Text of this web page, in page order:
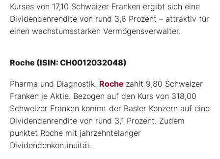
Kurses von 17,10 Schweizer Franken ergibt sich eine
Dividendenrendite von rund 3,6 Prozent – attraktiv für
einen wachstumsstarken Vermögensverwalter.
Roche (ISIN: CH0012032048)
Pharma und Diagnostik. Roche zahlt 9,80 Schweizer
Franken je Aktie. Bezogen auf den Kurs von 318,00
Schweizer Franken kommt der Basler Konzern auf eine
Dividendenrendite von rund 3,1 Prozent. Zudem
punktet Roche mit jahrzehntelanger
Dividendenkontinuität.